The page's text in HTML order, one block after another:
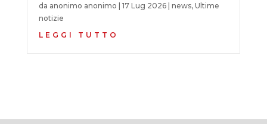
da anonimo anonimo 17 Lug 2026| news, Ultime
notizie
LEGGI TUTTO